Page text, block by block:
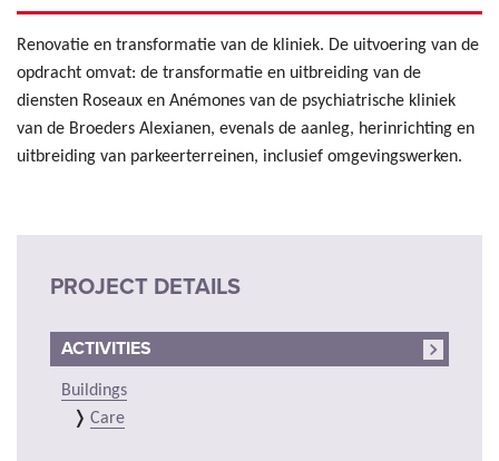
Renovatie en transformatie van de kliniek. De uitvoering van de
opdracht omvat: de transformatie en uitbreiding van de
diensten Roseaux en Anémones van de psychiatrische kliniek
van de Broeders Alexianen, evenals de aanleg, herinrichting en
uitbreiding van parkeerterreinen, inclusief omgevingswerken.
PROJECT DETAILS
ACTIVITIES
Buildings
Care